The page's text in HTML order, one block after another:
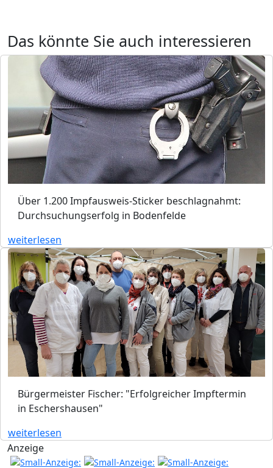
Das könnte Sie auch interessieren
Über 1.200 Impfausweis-Sticker beschlagnahmt:
Durchsuchungserfolg in Bodenfelde
weiterlesen
Bürgermeister Fischer: "Erfolgreicher Impftermin
in Eschershausen"
weiterlesen
Anzeige